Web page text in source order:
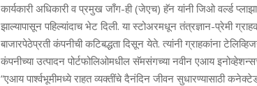
कार्यकारी अधिकारी व प्रमुख जाँग-ही (जेएच) हॅन यांनी जिओ वर्ल्‍ड
झाल्‍यापासून पहिल्‍यांदाच भेट दिली. या स्‍टोअरमधून तंत्रज्ञान-प्रेमी
बाजारपेठेप्रती कंपनीची कटिबद्धता दिसून येते. त्‍यांनी ग्राहकांना
कंपनीच्‍या उत्‍पादन पोर्टफोलिओमधील सॅमसंगच्‍या नवीन एआय
”एआय पार्श्‍वभूमीमध्‍ये राहत व्‍यक्‍तींचे दैनंदिन जीवन सुधारण्‍यासाठी